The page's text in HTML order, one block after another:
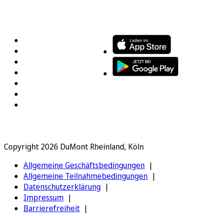
Copyright 2026 DuMont Rheinland, Köln
Allgemeine Geschäftsbedingungen
Allgemeine Teilnahmebedingungen
Datenschutzerklärung
Impressum
Barrierefreiheit